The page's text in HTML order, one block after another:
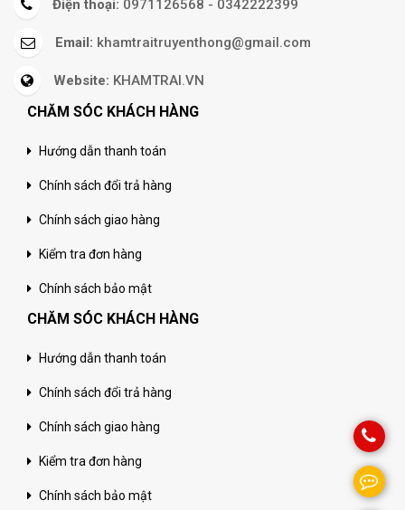
Điện thoại: 0971126568 - 0342222399
Email: khamtraitruyenthong@gmail.com
Website: KHAMTRAI.VN
CHĂM SÓC KHÁCH HÀNG
Hướng dẫn thanh toán
Chính sách đổi trả hàng
Chính sách giao hàng
Kiểm tra đơn hàng
Chính sách bảo mật
CHĂM SÓC KHÁCH HÀNG
Hướng dẫn thanh toán
Chính sách đổi trả hàng
Chính sách giao hàng
Kiểm tra đơn hàng
Chính sách bảo mật